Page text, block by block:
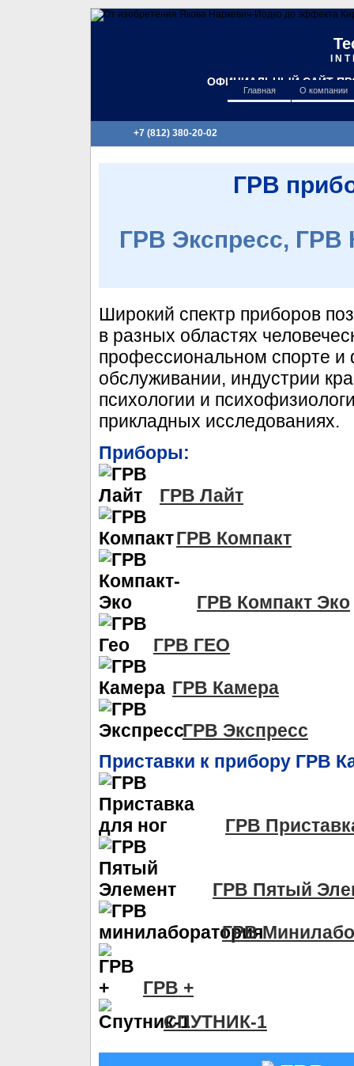
I N
ОФИЦИАЛЬНЫЙ САЙТ
Главная О компании
+7 (812) 380-20-02
ГРВ
ГРВ Экспресс, ГРВ
Широкий спектр приборов
в разных областях
профессиональном спорте и
обслуживании, индустрии
психологии и
прикладных исследованиях.
Приборы:
ГРВ Лайт
ГРВ Компакт
ГРВ Компакт Эко
ГРВ ГЕО
ГРВ Камера
ГРВ Экспресс
Приставки к прибору ГРВ
ГРВ
ГРВ Пятый
ГРВ
ГРВ +
СПУТНИК-1